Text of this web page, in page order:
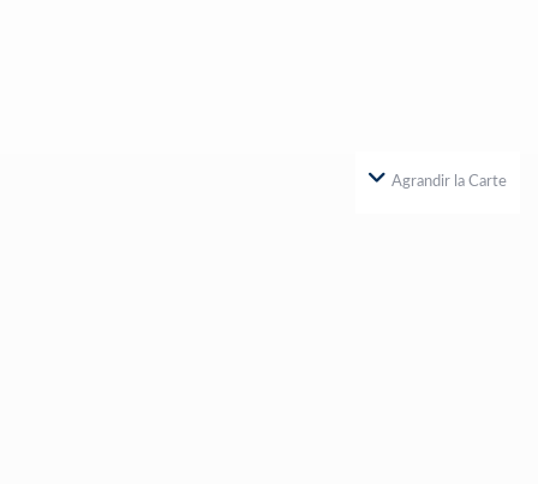
Agrandir la Carte